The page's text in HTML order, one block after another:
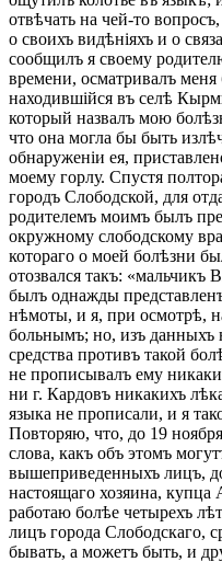
отвѣчать на чей-то
о своихъ видѣніяхъ и о
сообщилъ я своему
времени, осматривалъ меня
находившійся въ селѣ
который назвалъ мою
что она могла бы быть
обнаруженіи ея,
моему горлу. Спустя
городъ Слободской, для
родителемъ моимъ былъ
окружному слободскому
котораго о моей болѣзни
отозвался такъ: «мальчикъ
былъ однажды
нѣмоты, и я, при осмотрѣ,
больнымъ; но, изъ данныхъ
средства противъ такой
не прописывалъ ему
ни г. Кардовъ никакихъ
языка не прописали, и я
Повторяю, что, до 19
слова, какъ объ этомъ
вышеприведенныхъ лицъ,
настоящаго хозяина,
работаю болѣе четырехъ
лицъ города Слободскаго,
бывать, а можетъ быть, и